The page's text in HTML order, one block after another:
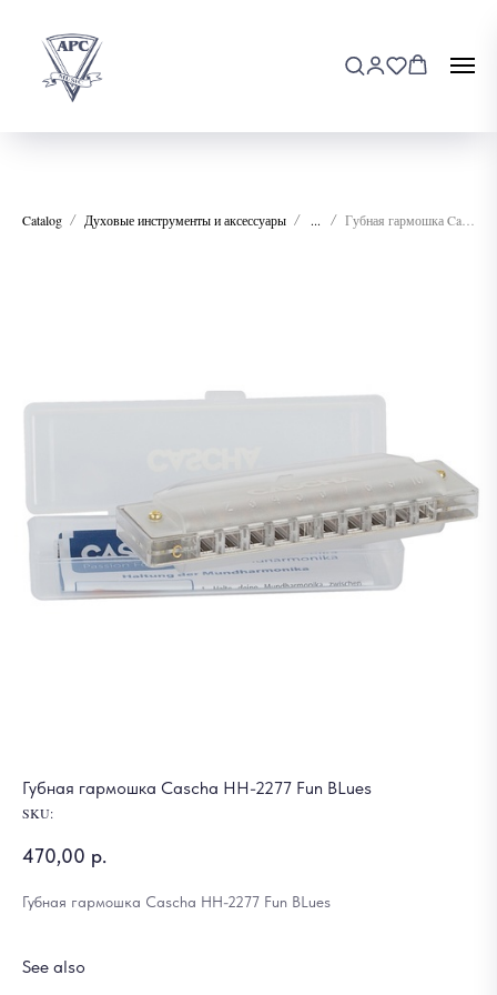
Catalog Духовые инструменты и аксессуары ...
Губная гармошка Cascha HH-2277 Fun BLues
SKU:
470,00 р.
Губная гармошка Cascha HH-2277 Fun BLues
See also